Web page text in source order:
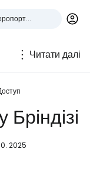
Читати далі
2025